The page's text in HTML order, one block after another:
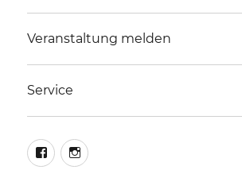
Veranstaltung melden
Service
facebookinstagram